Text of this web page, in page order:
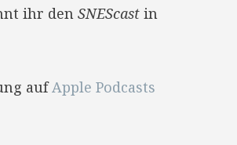
ihr den SNEScast in
aufApple Podcasts